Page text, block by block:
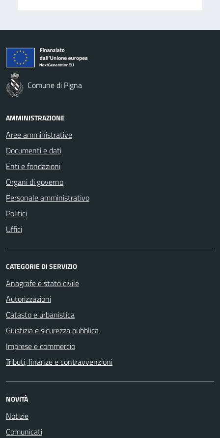
Comune di Pigna
AMMINISTRAZIONE
Aree amministrative
Documenti e dati
Enti e fondazioni
Organi di governo
Personale amministrativo
Politici
Uffici
CATEGORIE DI SERVIZIO
Anagrafe e stato civile
Autorizzazioni
Catasto e urbanistica
Giustizia e sicurezza pubblica
Imprese e commercio
Tributi, finanze e contravvenzioni
NOVITÀ
Notizie
Comunicati